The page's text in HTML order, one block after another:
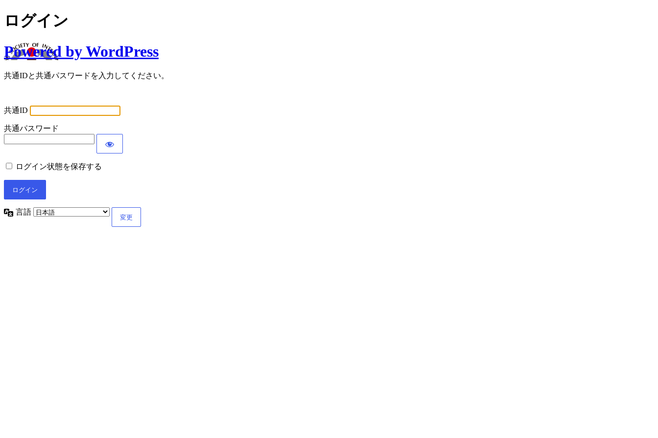
ログイン
Powered by WordPress
共通IDと共通パスワードを入力してください。
共通ID
共通パスワード
ログイン状態を保存する
言語